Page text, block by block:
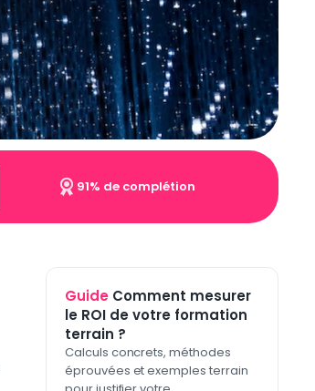
91% de complétion
Guide Comment mesurer
le ROI de votre formation
terrain ?
Calculs concrets, méthodes
éprouvées et exemples terrain